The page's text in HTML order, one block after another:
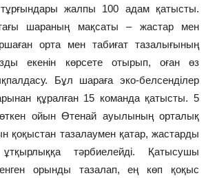
тұрғындары жалпы 100 адам қатысты.
шараның мақсаты – жастар мен
орта мен табиғат тазалығының
екенін көрсете отырып, оған өз
Бұл шараға эко-белсенділер
құралған 15 команда қатысты. 5
ойын Өтенай ауылының орталық
қоқыстан тазалаумен қатар, жастарды
тәрбиелейді. Қатысушы
орынды тазалап, ең көп қоқыс